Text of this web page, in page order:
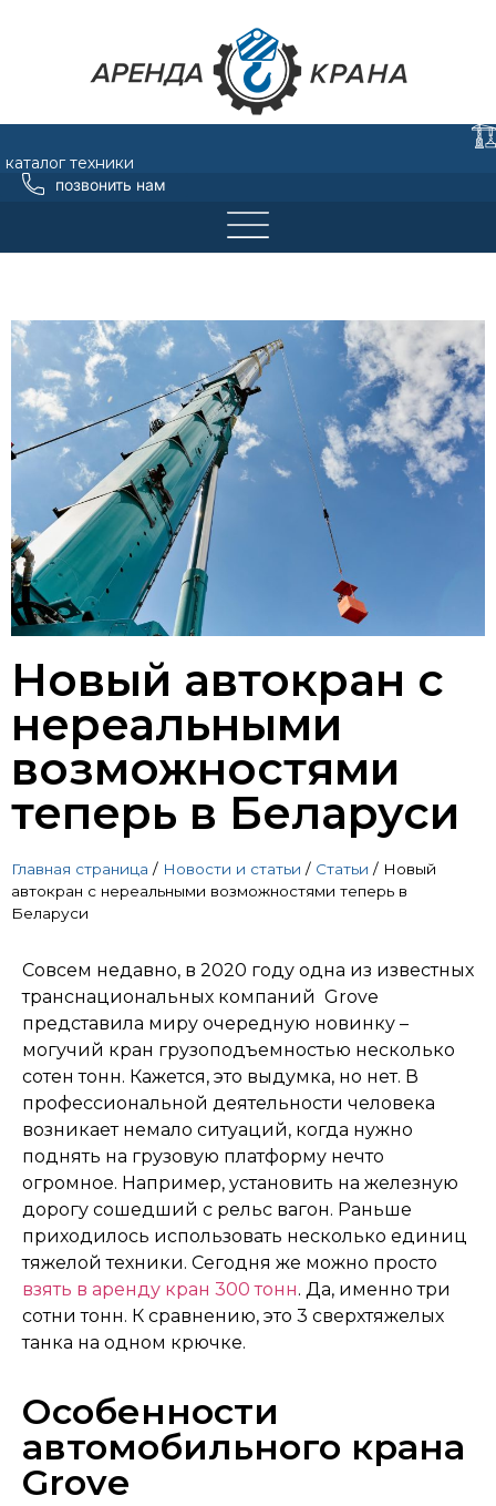
каталог техники
позвонить нам
Новый автокран с
нереальными
возможностями
теперь в Беларуси
Главная страница / Новости и статьи / Статьи / Новый
автокран с нереальными возможностями теперь в
Беларуси
Совсем недавно, в 2020 году одна из известных
транснациональных компаний Grove
представила миру очередную новинку –
могучий кран грузоподъемностью несколько
сотен тонн. Кажется, это выдумка, но нет. В
профессиональной деятельности человека
возникает немало ситуаций, когда нужно
поднять на грузовую платформу нечто
огромное. Например, установить на железную
дорогу сошедший с рельс вагон. Раньше
приходилось использовать несколько единиц
тяжелой техники. Сегодня же можно просто
взять в аренду кран 300 тонн. Да, именно три
сотни тонн. К сравнению, это 3 сверхтяжелых
танка на одном крючке.
Особенности
автомобильного крана
Grove